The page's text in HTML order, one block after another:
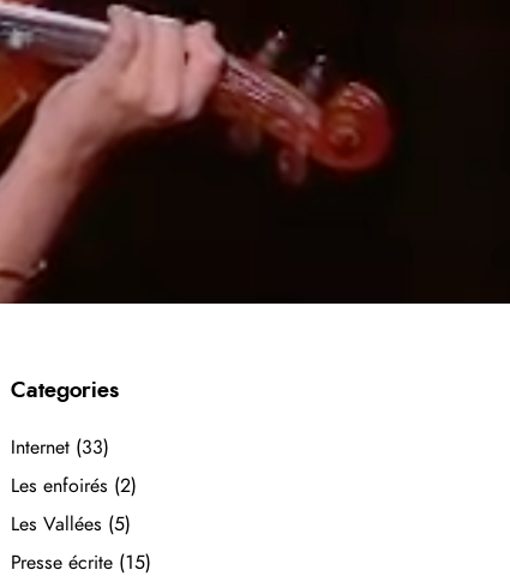
Categories
Internet (33)
Les enfoirés (2)
Les Vallées (5)
Presse écrite (15)